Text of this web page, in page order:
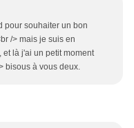
pour souhaiter un bon
/> mais je suis en
là j'ai un petit moment
bisous à vous deux.